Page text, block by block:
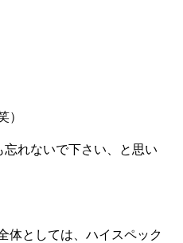
）
れないで下さい、と思い
体としては、ハイスペック